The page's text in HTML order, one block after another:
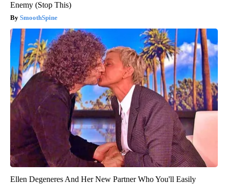
Enemy (Stop This)
SmoothSpine
Ellen Degeneres And Her New Partner Who You'll Easily